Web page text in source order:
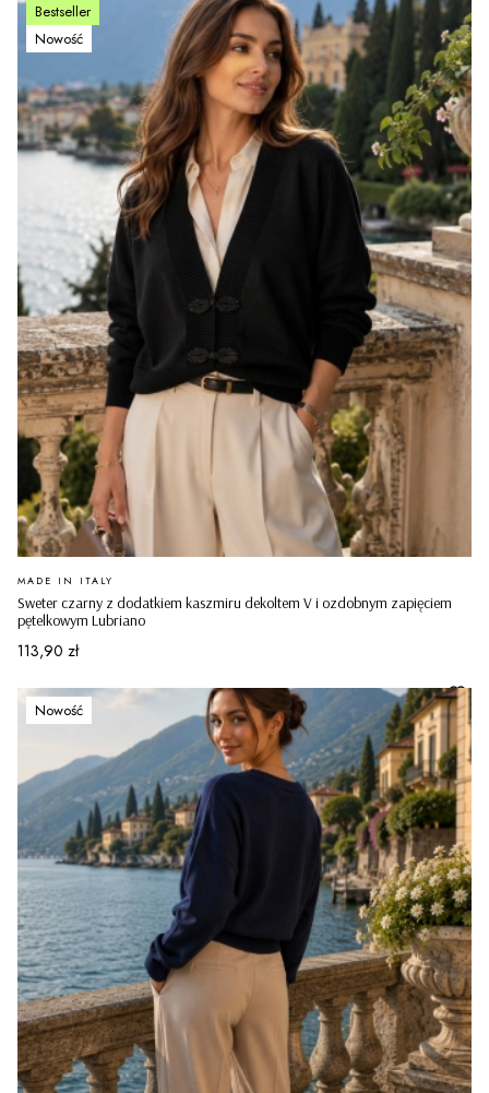
Bestseller
Nowość
Sweter czarny z dodatkiem kaszmiru dekoltem V i ozdobnym zapięciem
pętelkowym Lubriano
PRODUCENT
MADE IN ITALY
Cena
113,90 zł
Nowość